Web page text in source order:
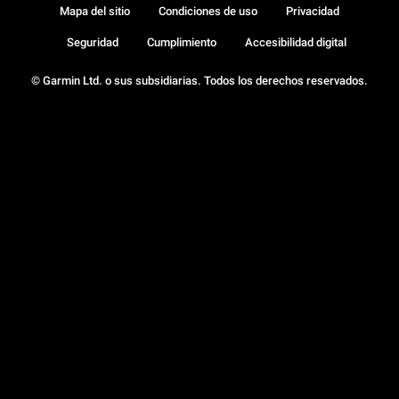
© Garmin Ltd. o sus subsidiarias. Todos los derechos reservados.
Mapa del sitio Condiciones de uso Privacidad
Seguridad Cumplimiento Accesibilidad digital